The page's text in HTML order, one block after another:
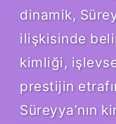
dinamik,
ilişkisinde
kimliği,
prestijin
Süreyya’nın